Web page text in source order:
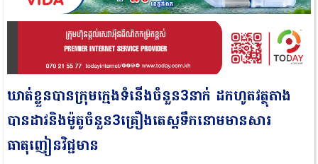
ឃាត់ខ្លួនបានក្រុមក្មេងទំនើងចំនួន3នាក់ ដកហូតវត្ថុតាង
បានដាវនិងម៉ូតូចំនួន3គ្រឿងតេស្តទឹកនោមមានសារ
ធាតុញៀនវិជ្ជមាន